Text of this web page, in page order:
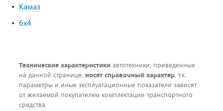
Камаз
6х4
Технические характеристики автотехники, приведенные
на данной странице, носят справочный характер, т.к.
параметры и иные эксплуатационные показатели зависят
от желаемой покупателем комплектации транспортного
средства.